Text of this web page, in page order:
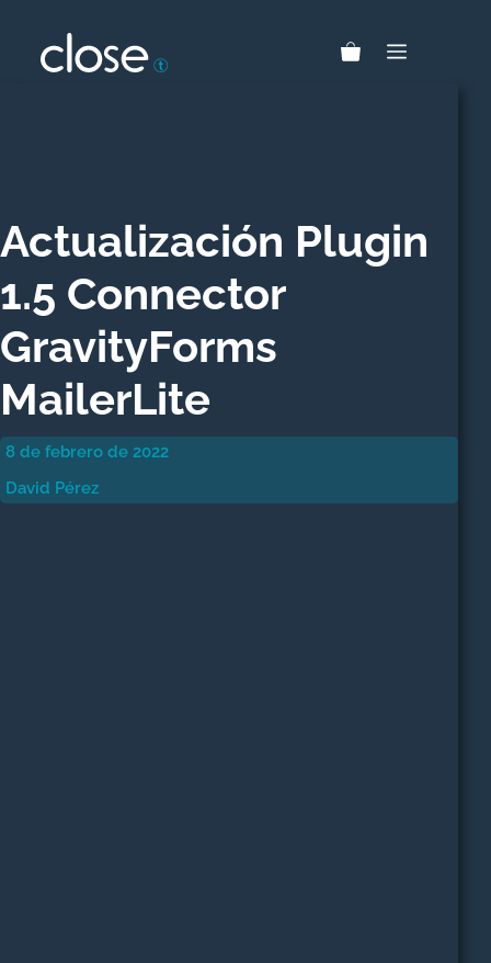
MENÚ
Actualización Plugin
1.5 Connector
GravityForms
MailerLite
8 de febrero de 2022
David Pérez